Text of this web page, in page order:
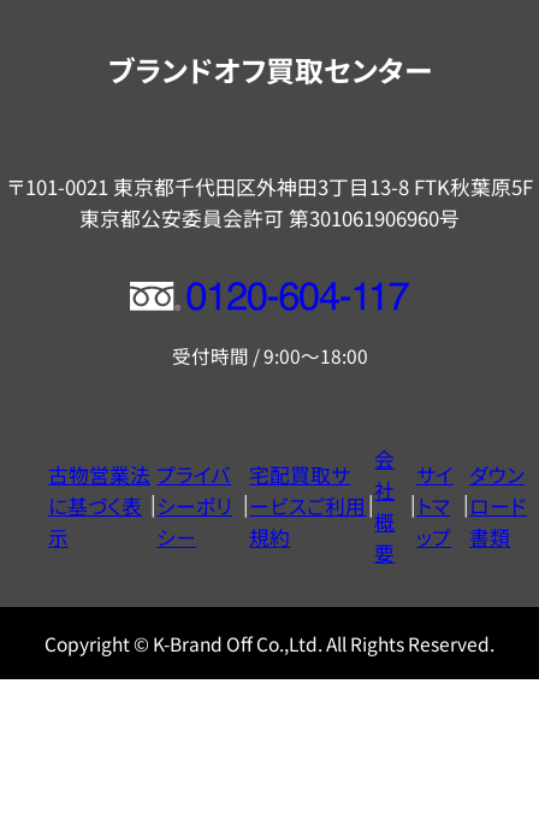
ブランドオフ買取センター
〒101-0021 東京都千代田区外神田3丁目13-8 FTK秋葉原5F
東京都公安委員会許可 第301061906960号
フ
ー
ヤ
ル
0120604117
受付時間 / 9:00～18:00
古物営業法
に基づく表
示
プライバ
シーポリ
シー
宅配買取サ
ービスご利用
規約
会
社
概
要
サイ
トマ
ップ
ダウン
ロード
書類
Copyright © K-Brand Off Co.,Ltd. All Rights Reserved.